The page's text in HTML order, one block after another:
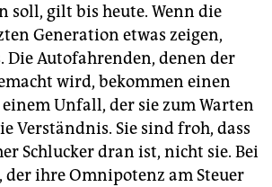
soll, gilt bis heute. Wenn die
Generation etwas zeigen,
Die Autofahrenden, denen der
wird, bekommen einen
Unfall, der sie zum Warten
Verständnis. Sie sind froh, dass
Schlucker dran ist, nicht sie. Bei
der ihre Omnipotenz am Steuer